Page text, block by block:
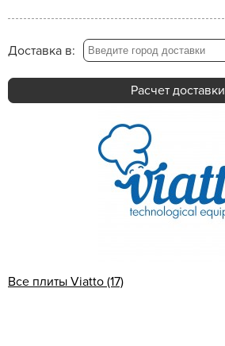
Доставка в:
Расчет доставки
Все плиты Viatto (17)